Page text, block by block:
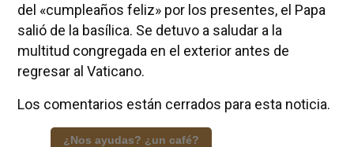
del «cumpleaños feliz» por los presentes, el Papa
salió de la basílica. Se detuvo a saludar a la
multitud congregada en el exterior antes de
regresar al Vaticano.
Los comentarios están cerrados para esta noticia.
¿Nos ayudas? ¿un café?